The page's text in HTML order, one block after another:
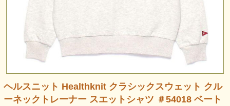
ヘルスニット Healthknit クラシックスウェット クル
ーネックトレーナー スエットシャツ ＃54018 ベート